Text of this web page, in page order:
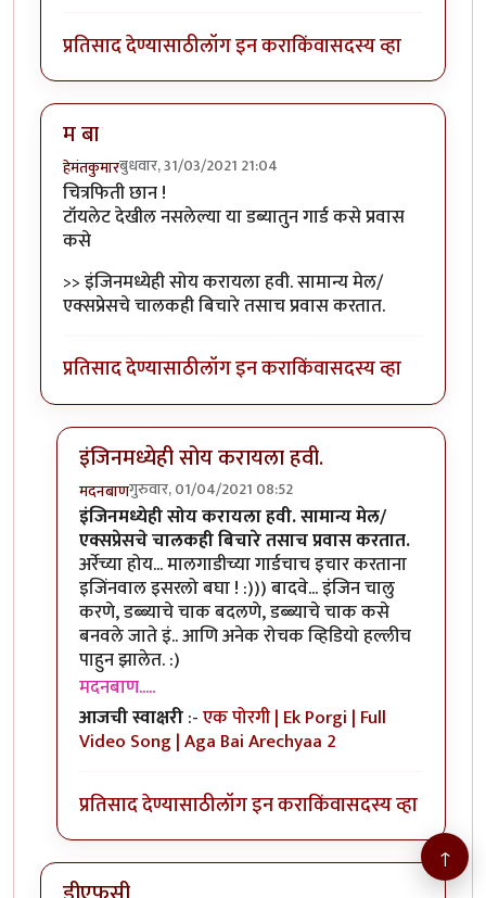
प्रतिसाद देण्यासाठीलॉग इन कराकिंवासदस्य व्हा
म बा
हेमंतकुमारबुधवार, 31/03/2021 21:04
चित्रफिती छान !
टॉयलेट देखील नसलेल्या या डब्यातुन गार्ड कसे प्रवास
कसे
>> इंजिनमध्येही सोय करायला हवी. सामान्य मेल/
एक्सप्रेसचे चालकही बिचारे तसाच प्रवास करतात.
प्रतिसाद देण्यासाठीलॉग इन कराकिंवासदस्य व्हा
इंजिनमध्येही सोय करायला हवी.
मदनबाणगुरुवार, 01/04/2021 08:52
In reply toम बाbyहेमंतकुमार
इंजिनमध्येही सोय करायला हवी. सामान्य मेल/
एक्सप्रेसचे चालकही बिचारे तसाच प्रवास करतात.
अर्रेच्या होय... मालगाडीच्या गार्डचाच इचार करताना
इजिंनवाल इसरलो बघा ! :))) बादवे... इंजिन चालु
करणे, डब्ब्याचे चाक बदलणे, डब्ब्याचे चाक कसे
बनवले जाते इं.. आणि अनेक रोचक व्हिडियो हल्लीच
पाहुन झालेत. :)
मदनबाण.....
आजची स्वाक्षरी:-एक पोरगी | Ek Porgi | Full
Video Song | Aga Bai Arechyaa 2
प्रतिसाद देण्यासाठीलॉग इन कराकिंवासदस्य व्हा
↑